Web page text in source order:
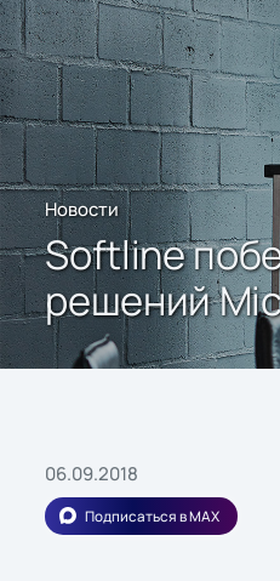
Новости
Softline
решений
06.09.2018
Подписаться в MAX